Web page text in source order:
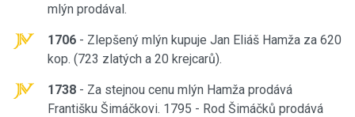
mlýn prodával.
1706 - Zlepšený mlýn kupuje Jan Eliáš Hamža za 620
kop. (723 zlatých a 20 krejcarů).
1738 - Za stejnou cenu mlýn Hamža prodává
Františku Šimáčkovi. 1795 - Rod Šimáčků prodává